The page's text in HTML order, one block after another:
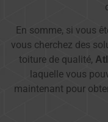
En somme, si vous
vous cherchez des
toiture de qualité,
laquelle vous
maintenant pour